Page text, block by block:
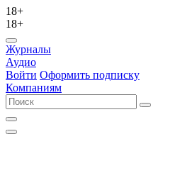
18+
18+
Журналы
Аудио
Войти Оформить подписку
Компаниям